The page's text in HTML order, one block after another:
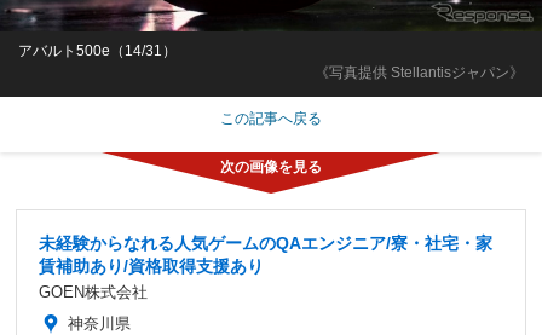
《写真提供 Stellantisジャパン》
アバルト500e（14/31）
この記事へ戻る
未経験からなれる人気ゲームのQAエンジニア/寮・社宅・家
賃補助あり/資格取得支援あり
GOEN株式会社
神奈川県